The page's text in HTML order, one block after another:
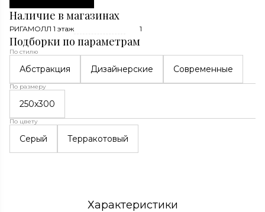
Наличие в магазинах
РИГАМОЛЛ 1 этаж 1
Подборки по параметрам
По стилю
Абстракция Дизайнерские Современные
По размеру
250x300
По цвету
Серый Терракотовый
Характеристики